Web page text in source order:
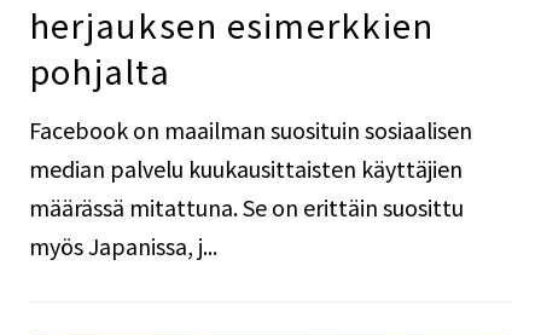
herjauksen esimerkkien
pohjalta
Facebook on maailman suosituin sosiaalisen
median palvelu kuukausittaisten käyttäjien
määrässä mitattuna. Se on erittäin suosittu
myös Japanissa, j...